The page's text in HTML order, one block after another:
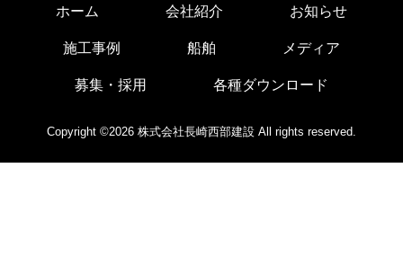
ホーム 会社紹介 お知らせ
施工事例 船舶 メディア
募集・採用 各種ダウンロード
Copyright ©2026 株式会社長崎西部建設 All rights reserved.